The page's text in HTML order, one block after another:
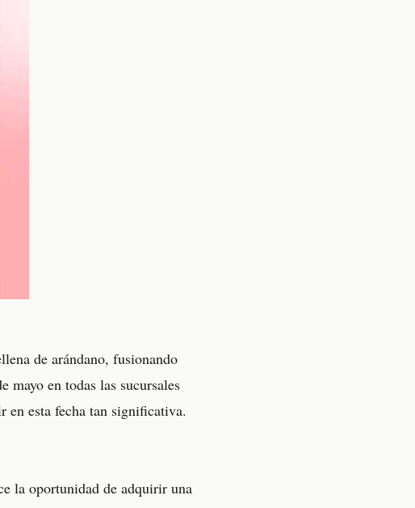
de arándano, fusionando
mayo en todas las sucursales
en esta fecha tan significativa.
la oportunidad de adquirir una